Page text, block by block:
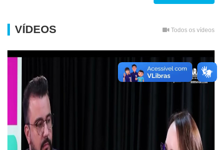
VÍDEOS Todos os vídeos